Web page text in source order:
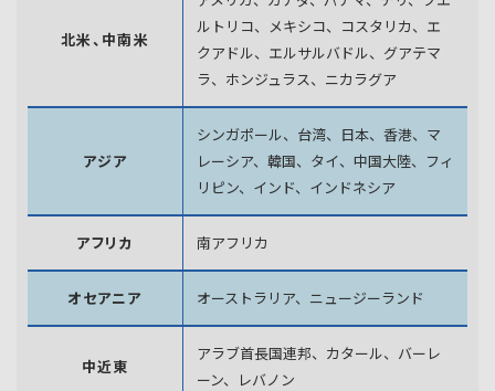
北米、中南米
ルトリコ、メキシコ、 コスタリカ、エ
クアドル、エルサルバドル、グアテマ
ラ、 ホンジュラス、ニカラグア
アジア
シンガポール、台湾、日本、香港、マ
レーシア、韓国、 タイ、中国大陸、フィ
リピン、インド、インドネシア
アフリカ 南アフリカ
オセアニア オーストラリア、ニュージーランド
中近東
アラブ首長国連邦、カタール、バーレ
ーン、レバノン